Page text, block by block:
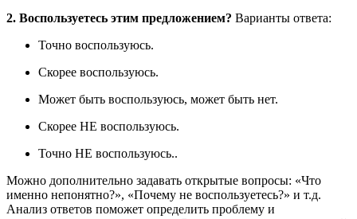
2. Воспользуетесь этим предложением? Варианты ответа:
Точно воспользуюсь.
Скорее воспользуюсь.
Может быть воспользуюсь, может быть нет.
Скорее НЕ воспользуюсь.
Точно НЕ воспользуюсь..
Можно дополнительно задавать открытые вопросы: «Что
именно непонятно?», «Почему не воспользуетесь?» и т.д.
Анализ ответов поможет определить проблему и